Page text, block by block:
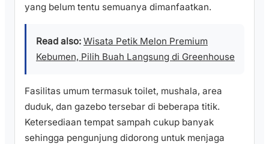
yang belum tentu semuanya dimanfaatkan.
Read also: Wisata Petik Melon Premium
Kebumen, Pilih Buah Langsung di Greenhouse
Fasilitas umum termasuk toilet, mushala, area
duduk, dan gazebo tersebar di beberapa titik.
Ketersediaan tempat sampah cukup banyak
sehingga pengunjung didorong untuk menjaga